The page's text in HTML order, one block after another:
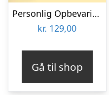
Personlig Opbevaringsboks i Metal med Billede – Rund
kr. 129,00
Gå til shop